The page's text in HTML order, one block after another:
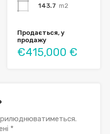
143.7 m2
Продається, у
продажу
€415,000 €
*